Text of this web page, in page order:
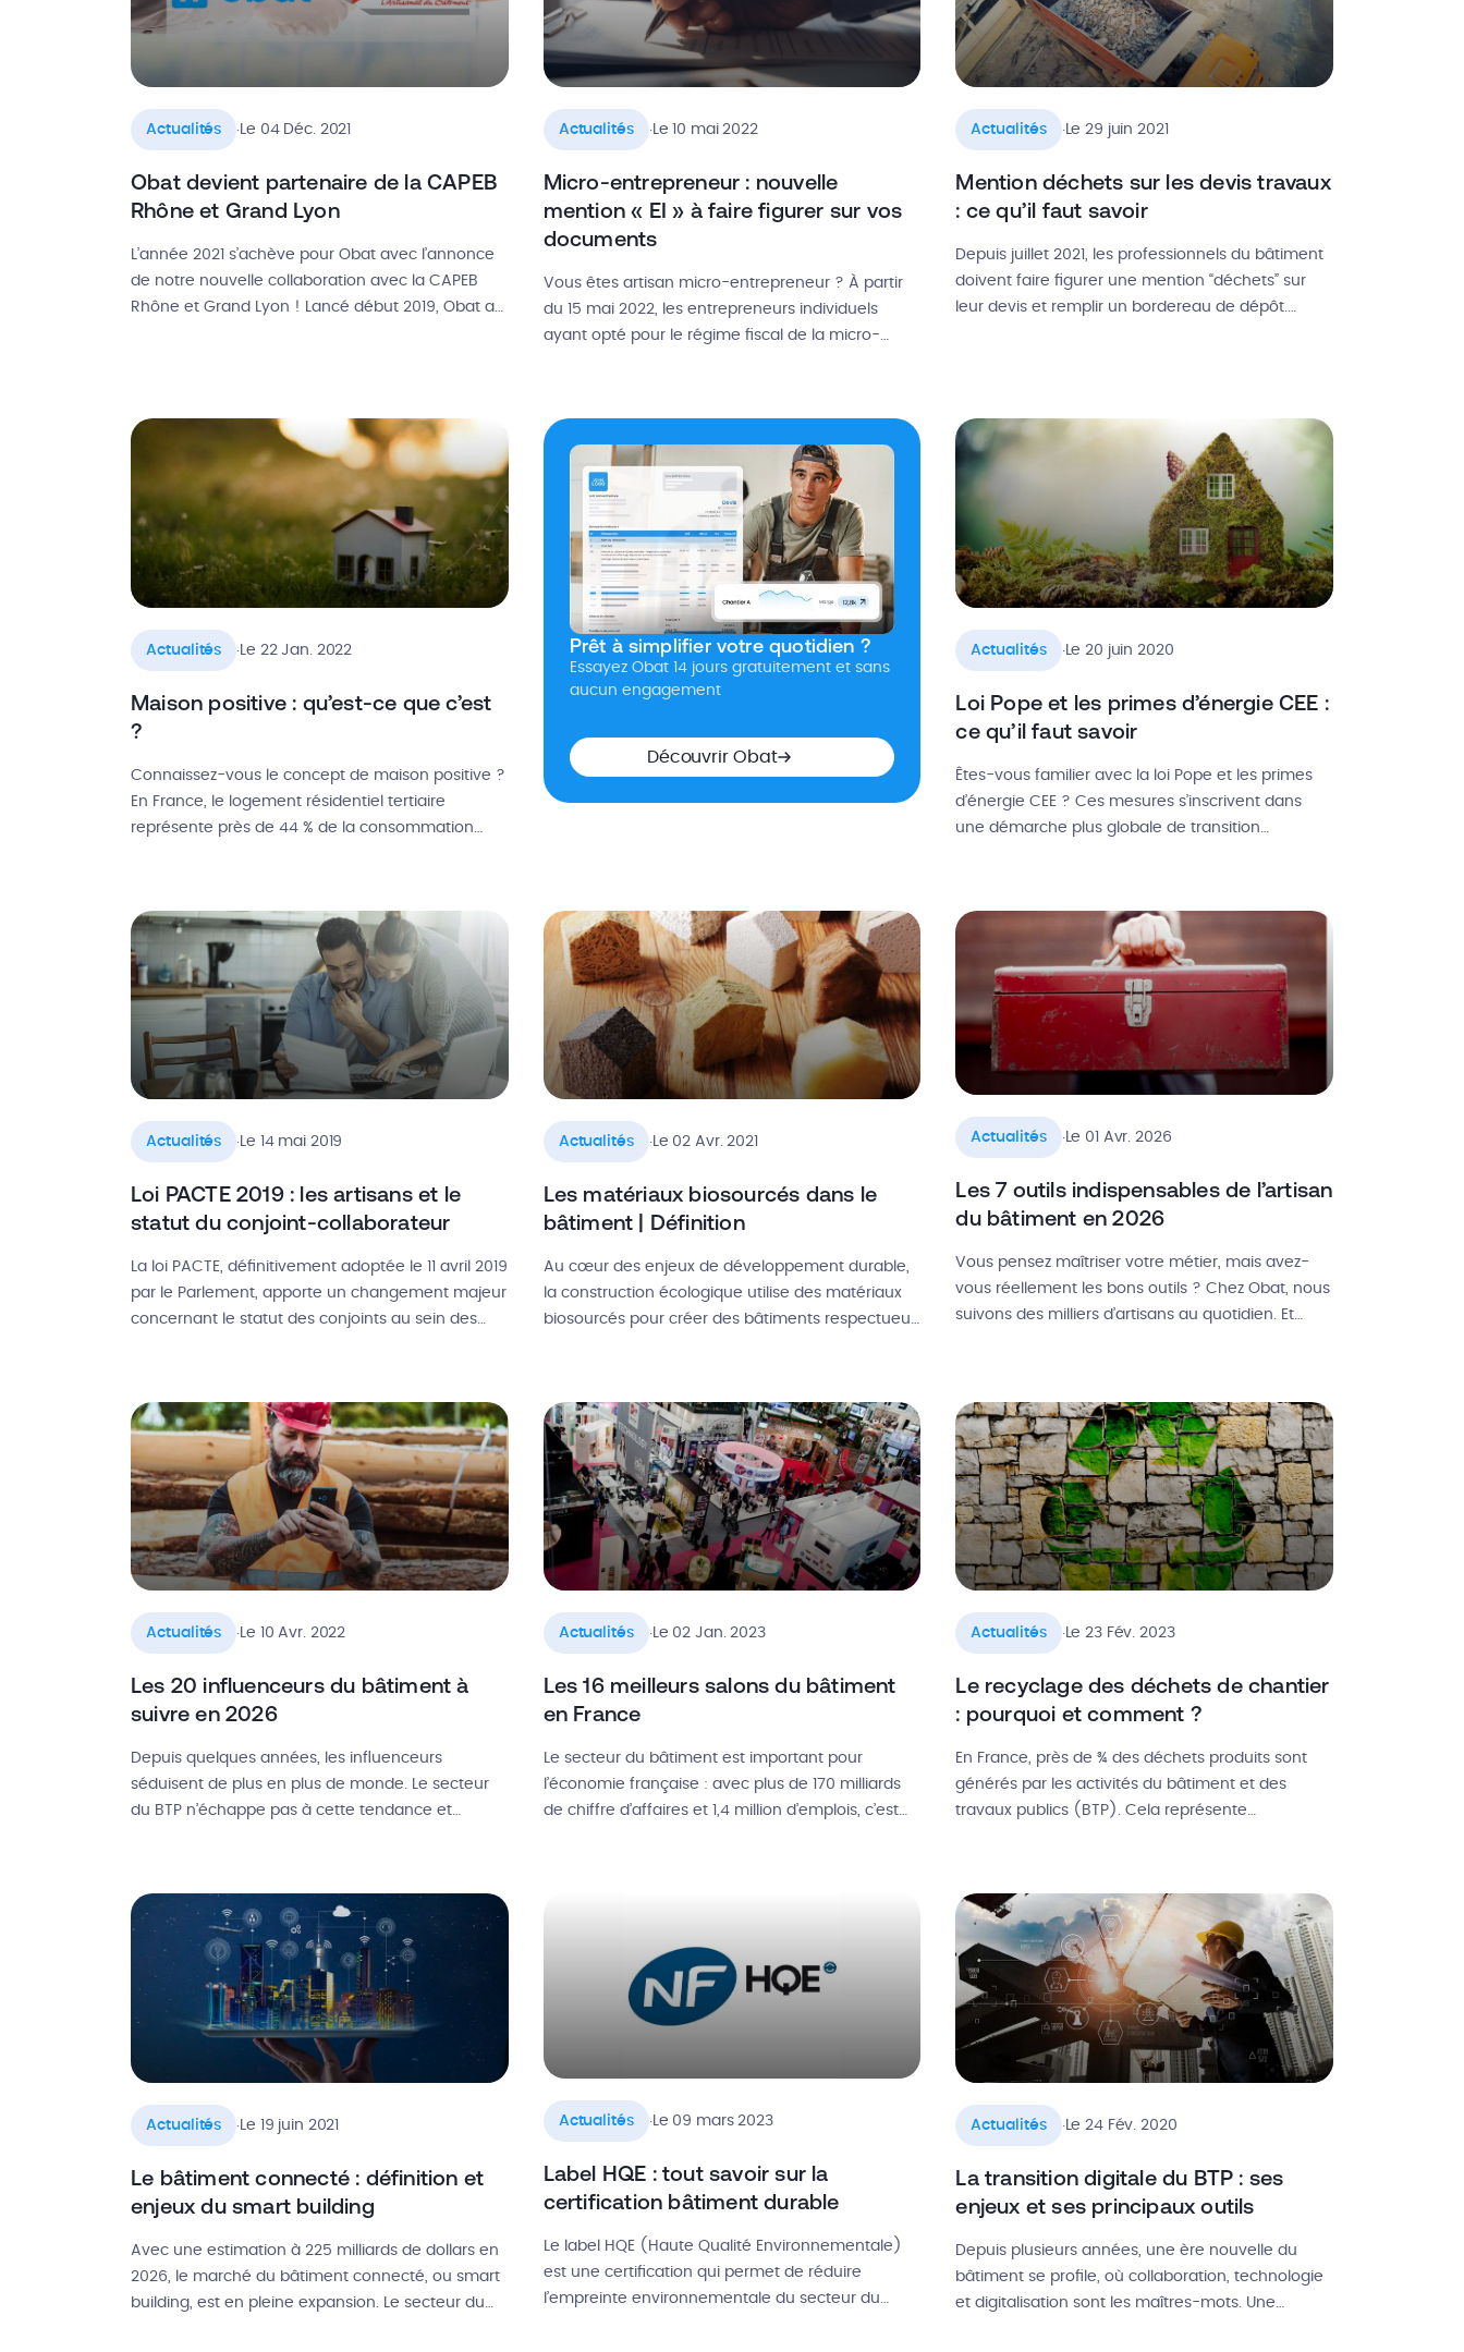
Actualités .Le 04 Déc. 2021
Obat devient partenaire de la CAPEB
Rhône et Grand Lyon
L’année 2021 s’achève pour Obat avec l’annonce
de notre nouvelle collaboration avec la CAPEB
Rhône et Grand Lyon ! Lancé début 2019, Obat a
Actualités .Le 10 mai 2022
Micro-entrepreneur : nouvelle
mention « EI » à faire figurer sur vos
documents
Vous êtes artisan micro-entrepreneur ? À partir
du 15 mai 2022, les entrepreneurs individuels
ayant opté pour le régime fiscal de la micro-
“Entrepreneur Individuel”. Celle-ci devra figurer
obligatoirement à côté de votre nom sur tous vos
devis, […]
Actualités .Le 29 juin 2021
Mention déchets sur les devis travaux
: ce qu’il faut savoir
Depuis juillet 2021, les professionnels du bâtiment
doivent faire figurer une mention “déchets” sur
leur devis et remplir un bordereau de dépôt.
la question […]
Actualités Le 22 Jan. 2022
Maison positive : qu’est-ce que c’est
?
Connaissez-vous le concept de maison positive ?
En France, le logement résidentiel tertiaire
représente près de 44 % de la consommation
la RT 2012, on observe une généralisation des
maisons à énergie positive dans la […]
Prêt à simplifier votre quotidien ?
Essayez Obat 14 jours gratuitement et sans
aucun engagement
Découvrir Obat
Actualités .Le 20 juin 2020
Loi Pope et les primes d’énergie CEE :
ce qu’il faut savoir
Êtes-vous familier avec la loi Pope et les primes
d’énergie CEE ? Ces mesures s’inscrivent dans
une démarche plus globale de transition
énergétique à travers des primes, aides et
financements attribués par les […]
Actualités .Le 14 mai 2019
Loi PACTE 2019 : les artisans et le
statut du conjoint-collaborateur
La loi PACTE, définitivement adoptée le 11 avril 2019
par le Parlement, apporte un changement majeur
concernant le statut des conjoints au sein des
enjeux de la Loi PACTE.
Actualités .Le 02 Avr. 2021
Les matériaux biosourcés dans le
bâtiment | Définition
Au cœur des enjeux de développement durable,
la construction écologique utilise des matériaux
biosourcés pour créer des bâtiments respectueux
la ouate de cellulose. Dans cet article, on vous
explique ce qu’est […]
Actualités .Le 01 Avr. 2026
Les 7 outils indispensables de l’artisan
du bâtiment en 2026
Vous pensez maîtriser votre métier, mais avez-
vous réellement les bons outils ? Chez Obat, nous
suivons des milliers d’artisans au quotidien. Et
si évidents, que les lobbies de l’outillage
professionnel BTP tentent depuis de nombreuses
[…]
Actualités .Le 10 Avr. 2022
Les 20 influenceurs du bâtiment à
suivre en 2026
Depuis quelques années, les influenceurs
séduisent de plus en plus de monde. Le secteur
du BTP n’échappe pas à cette tendance et
d’entrepreneurs, vlogs de chantier, projets de
rénovation et de construction, avis et tests de […]
Actualités .Le 02 Jan. 2023
Les 16 meilleurs salons du bâtiment
en France
Le secteur du bâtiment est important pour
l’économie française : avec plus de 170 milliards
de chiffre d’affaires et 1,4 million d’emplois, c’est
Actualités .Le 23 Fév. 2023
Le recyclage des déchets de chantier
: pourquoi et comment ?
En France, près de ¾ des déchets produits sont
générés par les activités du bâtiment et des
travaux publics (BTP). Cela représente
des déchets de chantier est donc devenu une
vraie […]
Actualités Le 19 juin 2021
Le bâtiment connecté : définition et
enjeux du smart building
Avec une estimation à 225 milliards de dollars en
2026, le marché du bâtiment connecté, ou smart
building, est en pleine expansion. Le secteur du
Actualités .Le 09 mars 2023
Label HQE : tout savoir sur la
certification bâtiment durable
Le label HQE (Haute Qualité Environnementale)
est une certification qui permet de réduire
l’empreinte environnementale du secteur du
Actualités .Le 24 Fév. 2020
La transition digitale du BTP : ses
enjeux et ses principaux outils
Depuis plusieurs années, une ère nouvelle du
bâtiment se profile, où collaboration, technologie
et digitalisation sont les maîtres-mots. Une